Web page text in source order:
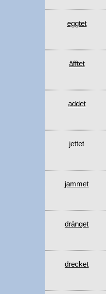
eggtet
äfftet
addet
jettet
jammet
dränget
drecket